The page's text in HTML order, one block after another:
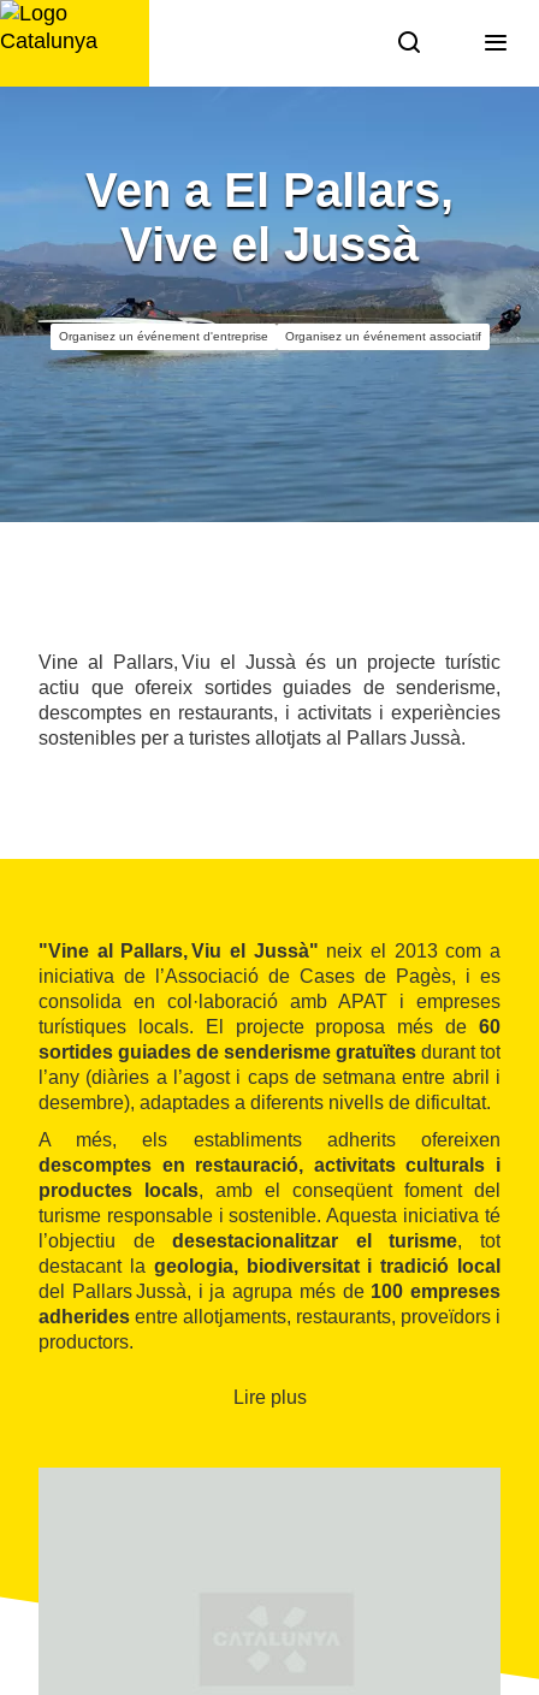
Aller
au
Ven a El Pallars,
Vive el Jussà
Organisez un événement d'entreprise Organisez un événement associatif
Vine al Pallars, Viu el Jussà és un projecte turístic
actiu que ofereix sortides guiades de senderisme,
descomptes en restaurants, i activitats i experiències
sostenibles per a turistes allotjats al Pallars Jussà.
"Vine al Pallars, Viu el Jussà" neix el 2013 com a
iniciativa de l’Associació de Cases de Pagès, i es
consolida en col·laboració amb APAT i empreses
turístiques locals. El projecte proposa més de 60
sortides guiades de senderisme gratuïtes durant tot
l’any (diàries a l’agost i caps de setmana entre abril i
desembre), adaptades a diferents nivells de dificultat.
A més, els establiments adherits ofereixen
descomptes en restauració, activitats culturals i
productes locals, amb el conseqüent foment del
turisme responsable i sostenible. Aquesta iniciativa té
l’objectiu dedesestacionalitzar el turisme, tot
destacant la geologia, biodiversitat i tradició local
del Pallars Jussà, i ja agrupa més de 100 empreses
adherides entre allotjaments, restaurants, proveïdors i
productors.
Lire plus